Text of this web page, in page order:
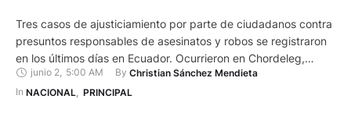
Tres casos de ajusticiamiento por parte de ciudadanos contra
presuntos responsables de asesinatos y robos se registraron
en los últimos días en Ecuador. Ocurrieron en Chordeleg,
Palora y Tena. Estos hechos reflejan la creciente desconfianza
de la población en el sistema de justicia y en la capacidad del
junio 2, 5:00 AM By Christian Sánchez Mendieta
In NACIONAL PRINCIPAL